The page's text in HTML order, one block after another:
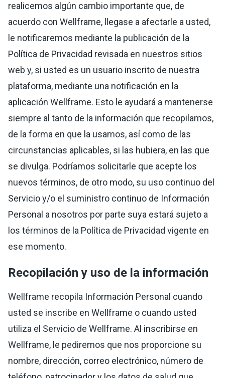
realicemos algún cambio importante que, de
acuerdo con Wellframe, llegase a afectarle a usted,
le notificaremos mediante la publicación de la
Política de Privacidad revisada en nuestros sitios
web y, si usted es un usuario inscrito de nuestra
plataforma, mediante una notificación en la
aplicación Wellframe. Esto le ayudará a mantenerse
siempre al tanto de la información que recopilamos,
de la forma en que la usamos, así como de las
circunstancias aplicables, si las hubiera, en las que
se divulga. Podríamos solicitarle que acepte los
nuevos términos, de otro modo, su uso continuo del
Servicio y/o el suministro continuo de Información
Personal a nosotros por parte suya estará sujeto a
los términos de la Política de Privacidad vigente en
ese momento.
Recopilación y uso de la información
Wellframe recopila Información Personal cuando
usted se inscribe en Wellframe o cuando usted
utiliza el Servicio de Wellframe. Al inscribirse en
Wellframe, le pediremos que nos proporcione su
nombre, dirección, correo electrónico, número de